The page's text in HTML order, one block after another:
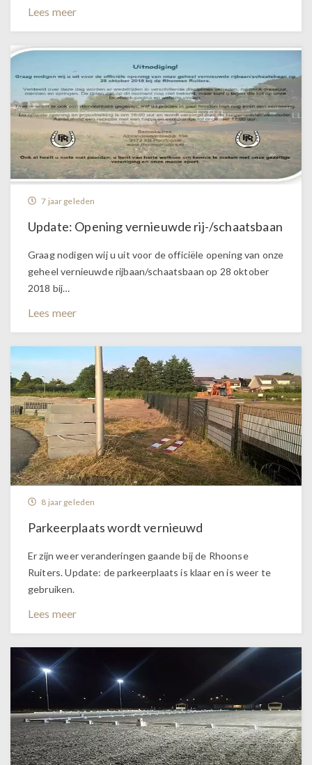
Lees meer
7 jaar geleden
Update: Opening vernieuwde rij-/schaatsbaan
Graag nodigen wij u uit voor de officiële opening van onze
geheel vernieuwde rijbaan/schaatsbaan op 28 oktober
2018 bij…
Lees meer
8 jaar geleden
Parkeerplaats wordt vernieuwd
Er zijn weer veranderingen gaande bij de Rhoonse
Ruiters. Update: de parkeerplaats is klaar en is weer te
gebruiken.
Lees meer